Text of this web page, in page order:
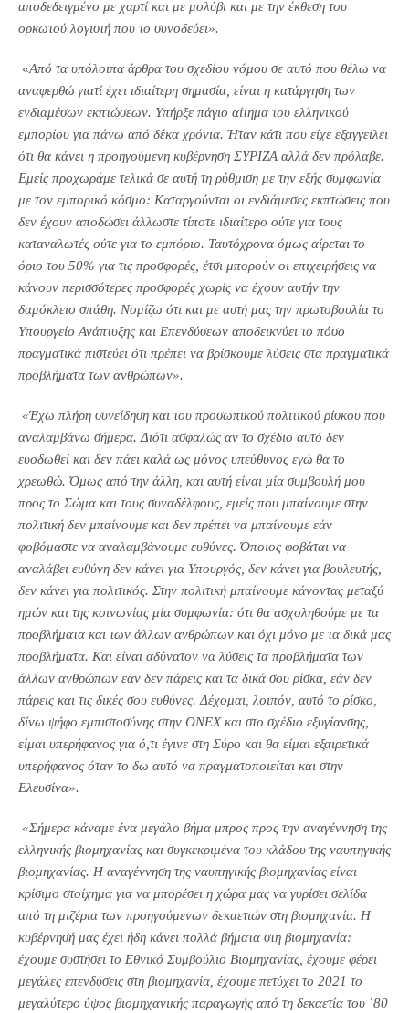
αποδεδειγμένο με χαρτί και με μολύβι και με την έκθεση του
ορκωτού λογιστή που το συνοδεύει».
«Από τα υπόλοιπα άρθρα του σχεδίου νόμου σε αυτό που θέλω να
αναφερθώ γιατί έχει ιδιαίτερη σημασία, είναι η κατάργηση των
ενδιαμέσων εκπτώσεων. Υπήρξε πάγιο αίτημα του ελληνικού
εμπορίου για πάνω από δέκα χρόνια. Ήταν κάτι που είχε εξαγγείλει
ότι θα κάνει η προηγούμενη κυβέρνηση ΣΥΡΙΖΑ αλλά δεν πρόλαβε.
Εμείς προχωράμε τελικά σε αυτή τη ρύθμιση με την εξής συμφωνία
με τον εμπορικό κόσμο: Καταργούνται οι ενδιάμεσες εκπτώσεις που
δεν έχουν αποδώσει άλλωστε τίποτε ιδιαίτερο ούτε για τους
καταναλωτές ούτε για το εμπόριο. Ταυτόχρονα όμως αίρεται το
όριο του 50% για τις προσφορές, έτσι μπορούν οι επιχειρήσεις να
κάνουν περισσότερες προσφορές χωρίς να έχουν αυτήν την
δαμόκλειο σπάθη. Νομίζω ότι και με αυτή μας την πρωτοβουλία το
Υπουργείο Ανάπτυξης και Επενδύσεων αποδεικνύει το πόσο
πραγματικά πιστεύει ότι πρέπει να βρίσκουμε λύσεις στα πραγματικά
προβλήματα των ανθρώπων».
«Έχω πλήρη συνείδηση και του προσωπικού πολιτικού ρίσκου που
αναλαμβάνω σήμερα. Διότι ασφαλώς αν το σχέδιο αυτό δεν
ευοδωθεί και δεν πάει καλά ως μόνος υπεύθυνος εγώ θα το
χρεωθώ. Όμως από την άλλη, και αυτή είναι μία συμβουλή μου
προς το Σώμα και τους συναδέλφους, εμείς που μπαίνουμε στην
πολιτική δεν μπαίνουμε και δεν πρέπει να μπαίνουμε εάν
φοβόμαστε να αναλαμβάνουμε ευθύνες. Όποιος φοβάται να
αναλάβει ευθύνη δεν κάνει για Υπουργός, δεν κάνει για βουλευτής,
δεν κάνει για πολιτικός. Στην πολιτική μπαίνουμε κάνοντας μεταξύ
ημών και της κοινωνίας μία συμφωνία: ότι θα ασχοληθούμε με τα
προβλήματα και των άλλων ανθρώπων και όχι μόνο με τα δικά μας
προβλήματα. Και είναι αδύνατον να λύσεις τα προβλήματα των
άλλων ανθρώπων εάν δεν πάρεις και τα δικά σου ρίσκα, εάν δεν
πάρεις και τις δικές σου ευθύνες. Δέχομαι, λοιπόν, αυτό το ρίσκο,
δίνω ψήφο εμπιστοσύνης στην ΟΝΕΧ και στο σχέδιο εξυγίανσης,
είμαι υπερήφανος για ό,τι έγινε στη Σύρο και θα είμαι εξαιρετικά
υπερήφανος όταν το δω αυτό να πραγματοποιείται και στην
Ελευσίνα».
«Σήμερα κάναμε ένα μεγάλο βήμα μπρος προς την αναγέννηση της
ελληνικής βιομηχανίας και συγκεκριμένα του κλάδου της ναυπηγικής
βιομηχανίας. Η αναγέννηση της ναυπηγικής βιομηχανίας είναι
κρίσιμο στοίχημα για να μπορέσει η χώρα μας να γυρίσει σελίδα
από τη μιζέρια των προηγούμενων δεκαετιών στη βιομηχανία. Η
κυβέρνησή μας έχει ήδη κάνει πολλά βήματα στη βιομηχανία:
έχουμε συστήσει το Εθνικό Συμβούλιο Βιομηχανίας, έχουμε φέρει
μεγάλες επενδύσεις στη βιομηχανία, έχουμε πετύχει το 2021 το
μεγαλύτερο ύψος βιομηχανικής παραγωγής από τη δεκαετία του ΄80